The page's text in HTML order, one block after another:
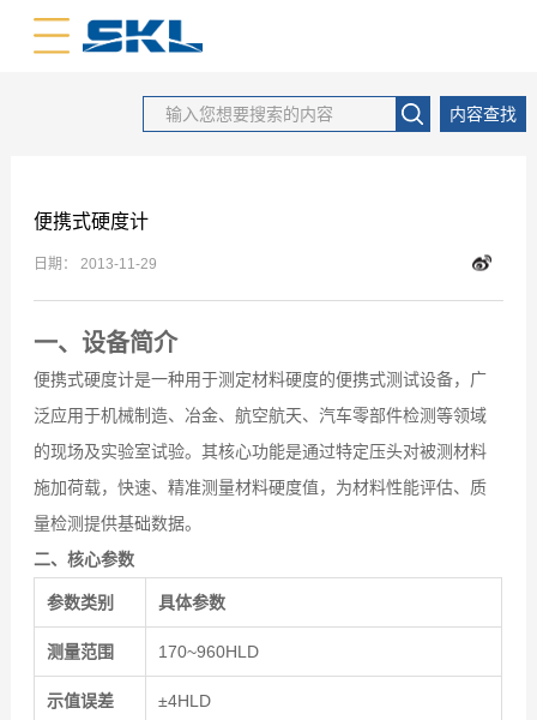
中文版 英文版
内容查找
便携式硬度计
日期： 2013-11-29
一、 设备简介
便携式硬度计是一种用于测定材料硬度的便携式测试设备，广
泛应用于机械制造、冶金、航空航天、汽车零部件检测等领域
的现场及实验室试验。其核心功能是通过特定压头对被测材料
施加荷载，快速、精准测量材料硬度值，为材料性能评估、质
量检测提供基础数据。
二、核心参数
参数类别 具体参数
测量范围 170~960HLD
示值误差 ±4HLD